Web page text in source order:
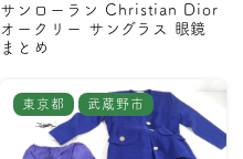
サンローラン Christian Dior
オークリー サングラス 眼鏡
まとめ
東京都 武蔵野市